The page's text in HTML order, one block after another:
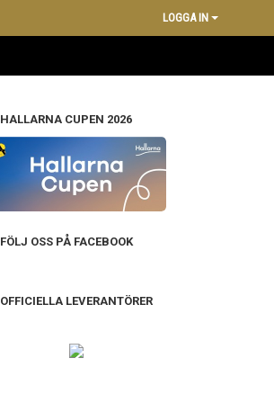
LOGGA IN
HALLARNA CUPEN 2026
FÖLJ OSS PÅ FACEBOOK
OFFICIELLA LEVERANTÖRER